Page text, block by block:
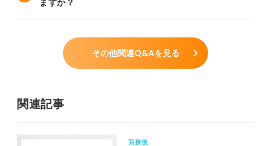
ますか？
その他関連Q&Aを見る
関連記事
面接後